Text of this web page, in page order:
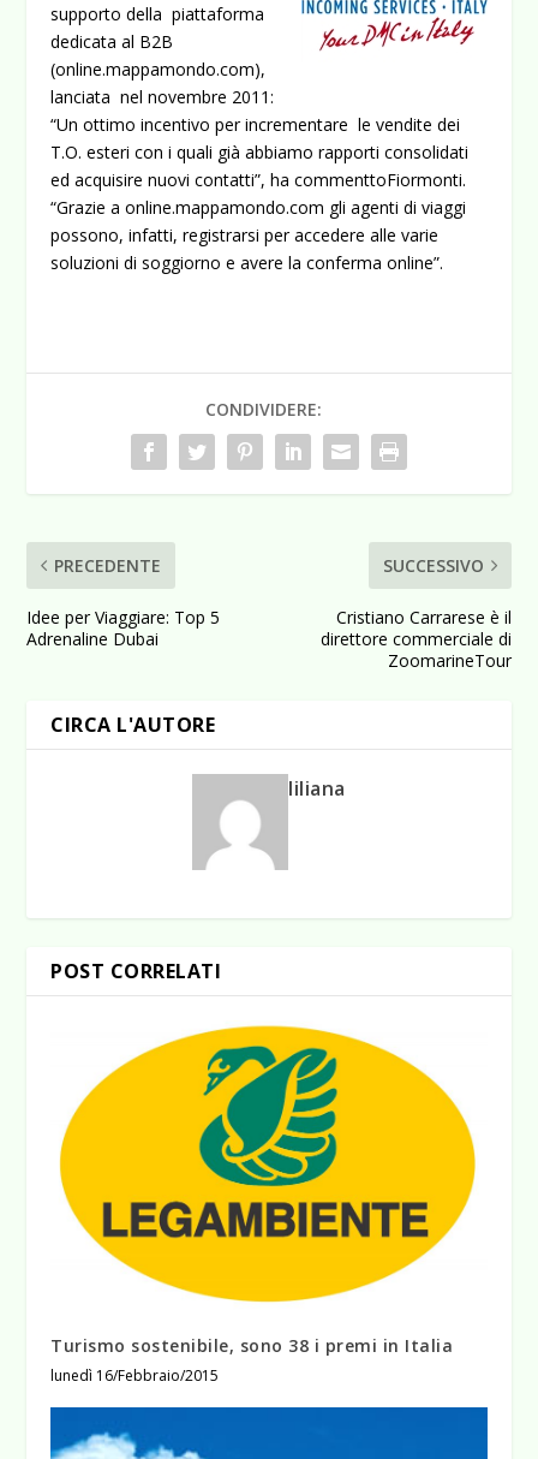
supporto della piattaforma
dedicata al B2B
(online.mappamondo.com),
lanciata nel novembre 2011:
“Un ottimo incentivo per incrementare le vendite dei
T.O. esteri con i quali già abbiamo rapporti consolidati
ed acquisire nuovi contatti”, ha commenttoFiormonti.
“Grazie a online.mappamondo.com gli agenti di viaggi
possono, infatti, registrarsi per accedere alle varie
soluzioni di soggiorno e avere la conferma online”.
CONDIVIDERE:
PRECEDENTE
Idee per Viaggiare: Top 5
Adrenaline Dubai
SUCCESSIVO
Cristiano Carrarese è il
direttore commerciale di
ZoomarineTour
CIRCA L'AUTORE
liliana
POST CORRELATI
Turismo sostenibile, sono 38 i premi in Italia
lunedì 16/Febbraio/2015